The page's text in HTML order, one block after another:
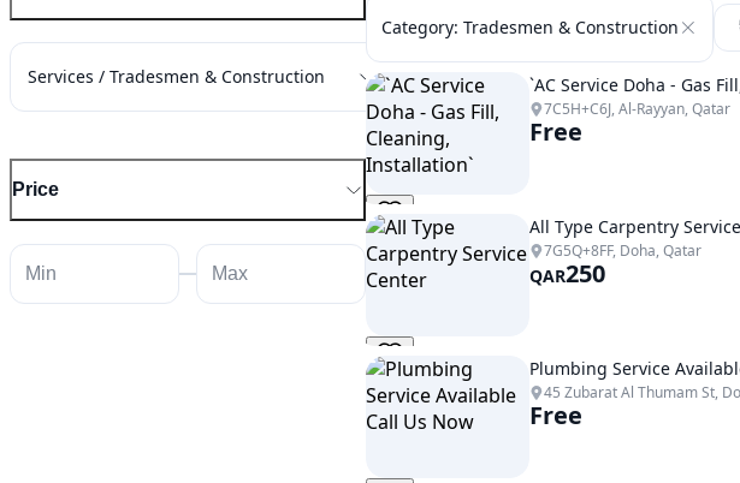
Services / Tradesmen & Construction
Price
Category: Tradesmen & Construction
`AC Service Doha - Gas
7C5H+C6J, Al-Rayyan, Qatar
Free
All Type Carpentry
7G5Q+8FF, Doha, Qatar
QAR250
Plumbing Service
45 Zubarat Al Thumam St,
Free